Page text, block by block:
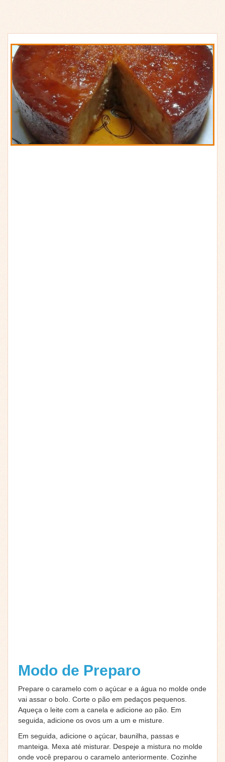
Modo de Preparo
Prepare o caramelo com o açúcar e a água no molde onde
vai assar o bolo. Corte o pão em pedaços pequenos.
Aqueça o leite com a canela e adicione ao pão. Em
seguida, adicione os ovos um a um e misture.
Em seguida, adicione o açúcar, baunilha, passas e
manteiga. Mexa até misturar. Despeje a mistura no molde
onde você preparou o caramelo anteriormente. Cozinhe